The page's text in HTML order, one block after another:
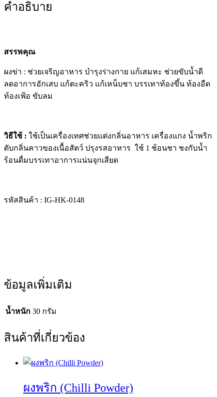
คำอธิบาย
สรรพคุณ
ผงข่า : ช่วยเจริญอาหาร บำรุงร่างกาย แก้เสมหะ ช่วยขับน้ำดี
ลดอาการอักเสบ แก้ตะคริว แก้เหน็บชา บรรเทาท้องขึ้น ท้องอืด
ท้องเฟ้อ ขับลม
วิธีใช้ : ใช้เป็นเครื่องเทศช่วยแต่งกลิ่นอาหาร เครื่องแกง น้ำพริก
ดับกลิ่นคาวของเนื้อสัตว์ ปรุงรสอาหาร ใช้ 1 ช้อนชา ชงกับน้ำ
ร้อนดื่มบรรเทาอาการแน่นจุกเสียด
รหัสสินค้า : IG-HK-0148
ข้อมูลเพิ่มเติม
น้ำหนัก 30 กรัม
สินค้าที่เกี่ยวข้อง
ผงพริก (Chilli Powder)